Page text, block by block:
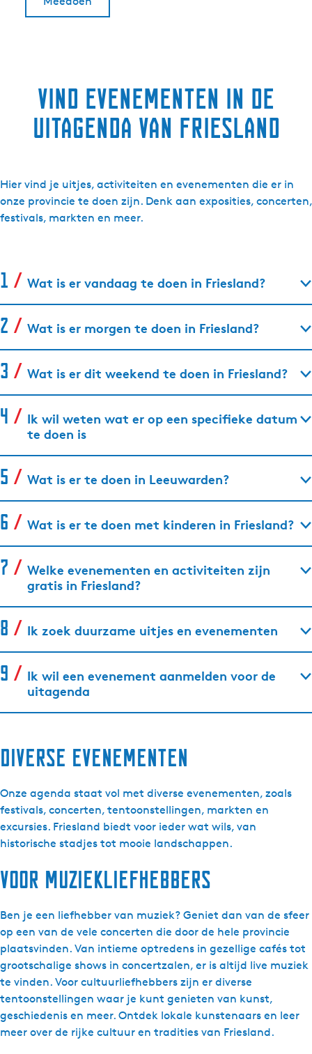
Vind evenementen in de
uitagenda van Friesland
Hier vind je uitjes, activiteiten en evenementen die er in
onze provincie te doen zijn. Denk aan exposities, concerten,
festivals, markten en meer.
Wat is er vandaag te doen in Friesland?
Wat is er morgen te doen in Friesland?
Wat is er dit weekend te doen in Friesland?
Ik wil weten wat er op een specifieke datum
te doen is
Wat is er te doen in Leeuwarden?
Wat is er te doen met kinderen in Friesland?
Welke evenementen en activiteiten zijn
gratis in Friesland?
Ik zoek duurzame uitjes en evenementen
Ik wil een evenement aanmelden voor de
uitagenda
Diverse evenementen
Onze agenda staat vol met diverse evenementen, zoals
festivals, concerten, tentoonstellingen, markten en
excursies. Friesland biedt voor ieder wat wils, van
historische stadjes tot mooie landschappen.
Voor muziekliefhebbers
Ben je een liefhebber van muziek? Geniet dan van de sfeer
op een van de vele concerten die door de hele provincie
plaatsvinden. Van intieme optredens in gezellige cafés tot
grootschalige shows in concertzalen, er is altijd live muziek
te vinden. Voor cultuurliefhebbers zijn er diverse
tentoonstellingen waar je kunt genieten van kunst,
geschiedenis en meer. Ontdek lokale kunstenaars en leer
meer over de rijke cultuur en tradities van Friesland.